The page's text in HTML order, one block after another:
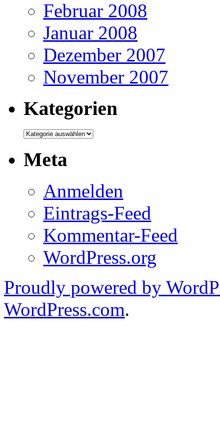
Februar 2008
Januar 2008
Dezember 2007
November 2007
Kategorien
Kategorien
Meta
Anmelden
Eintrags-Feed
Kommentar-Feed
WordPress.org
Proudly powered by
WordPress.com.